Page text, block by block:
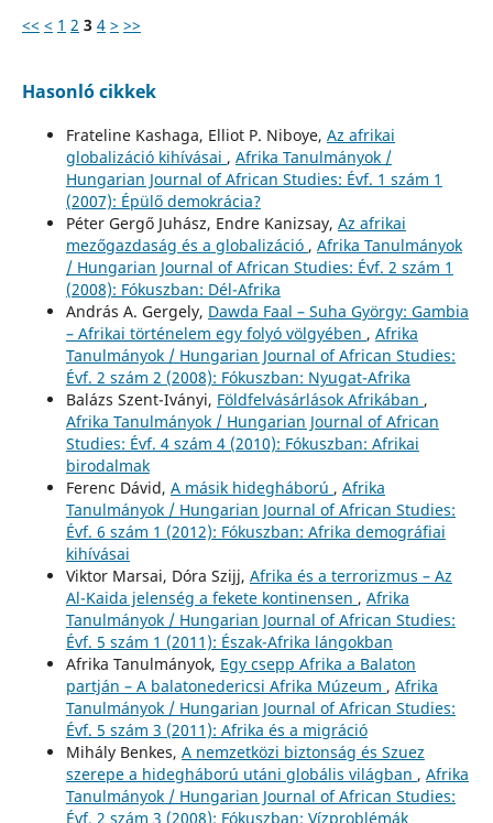
<< < 1 2 3 4 > >>
Hasonló cikkek
Frateline Kashaga, Elliot P. Niboye, Az afrikai
globalizáció kihívásai , Afrika Tanulmányok /
Hungarian Journal of African Studies: Évf. 1 szám 1
(2007): Épülő demokrácia?
Péter Gergő Juhász, Endre Kanizsay, Az afrikai
mezőgazdaság és a globalizáció , Afrika Tanulmányok
/ Hungarian Journal of African Studies: Évf. 2 szám 1
(2008): Fókuszban: Dél-Afrika
András A. Gergely, Dawda Faal – Suha György: Gambia
– Afrikai történelem egy folyó völgyében , Afrika
Tanulmányok / Hungarian Journal of African Studies:
Évf. 2 szám 2 (2008): Fókuszban: Nyugat-Afrika
Balázs Szent-Iványi, Földfelvásárlások Afrikában ,
Afrika Tanulmányok / Hungarian Journal of African
Studies: Évf. 4 szám 4 (2010): Fókuszban: Afrikai
birodalmak
Ferenc Dávid, A másik hidegháború , Afrika
Tanulmányok / Hungarian Journal of African Studies:
Évf. 6 szám 1 (2012): Fókuszban: Afrika demográfiai
kihívásai
Viktor Marsai, Dóra Szijj, Afrika és a terrorizmus – Az
Al-Kaida jelenség a fekete kontinensen , Afrika
Tanulmányok / Hungarian Journal of African Studies:
Évf. 5 szám 1 (2011): Észak-Afrika lángokban
Afrika Tanulmányok, Egy csepp Afrika a Balaton
partján – A balatonedericsi Afrika Múzeum , Afrika
Tanulmányok / Hungarian Journal of African Studies:
Évf. 5 szám 3 (2011): Afrika és a migráció
Mihály Benkes, A nemzetközi biztonság és Szuez
szerepe a hidegháború utáni globális világban , Afrika
Tanulmányok / Hungarian Journal of African Studies:
Évf. 2 szám 3 (2008): Fókuszban: Vízproblémák